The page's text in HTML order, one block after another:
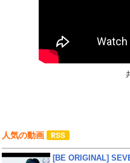
人気の動画
[BE ORIGINAL]